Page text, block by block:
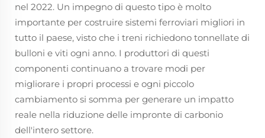
nel 2022. Un impegno di questo tipo è molto
importante per costruire sistemi ferroviari migliori in
tutto il paese, visto che i treni richiedono tonnellate di
bulloni e viti ogni anno. I produttori di questi
componenti continuano a trovare modi per
migliorare i propri processi e ogni piccolo
cambiamento si somma per generare un impatto
reale nella riduzione delle impronte di carbonio
dell'intero settore.